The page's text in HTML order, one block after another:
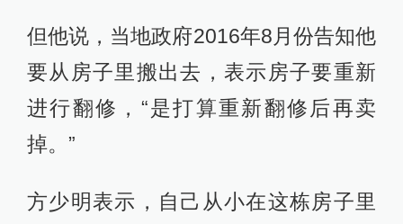
但他说，当地政府2016年8月份告知他
要从房子里搬出去，表示房子要重新
进行翻修，“是打算重新翻修后再卖
掉。”
方少明表示，自己从小在这栋房子里